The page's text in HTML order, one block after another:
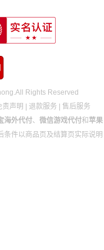
Rights Reserved
责声明 | 退款服务 | 售后服务
海外代付、 微信游戏代付和 苹果
条件以商品页及结算页实际说明